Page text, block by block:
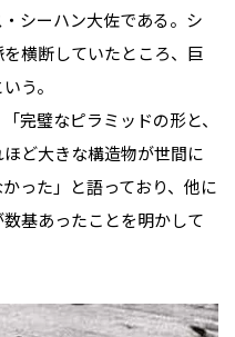
シーハン大佐である。シ
横断していたところ、巨
う。
完璧なピラミッドの形と、
ど大きな構造物が世間に
った」と語っており、他に
基あったことを明かして